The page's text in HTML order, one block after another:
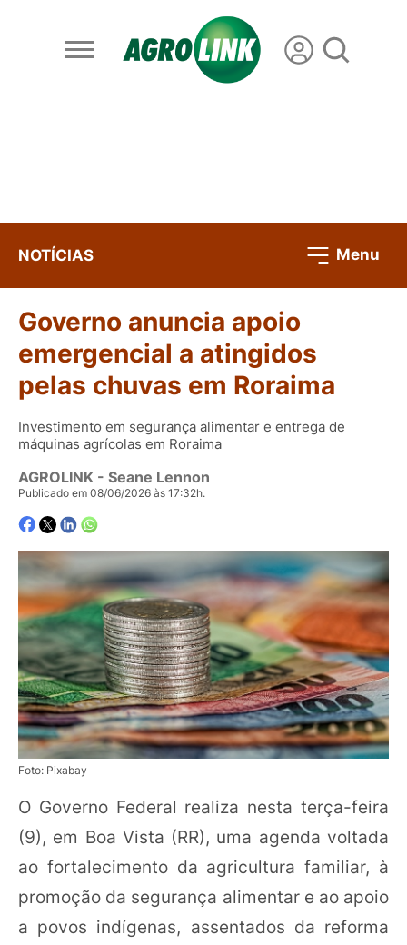
NOTÍCIAS Menu
Governo anuncia apoio
emergencial a atingidos
pelas chuvas em Roraima
Investimento em segurança alimentar e entrega de
máquinas agrícolas em Roraima
AGROLINK - Seane Lennon
Publicado em 08/06/2026 às 17:32h.
Foto: Pixabay
O Governo Federal realiza nesta terça-feira
(9), em Boa Vista (RR), uma agenda voltada
ao fortalecimento da agricultura familiar, à
promoção da segurança alimentar e ao apoio
a povos indígenas, assentados da reforma